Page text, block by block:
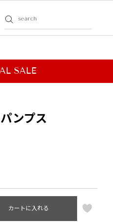
ンプス
カートに入れる